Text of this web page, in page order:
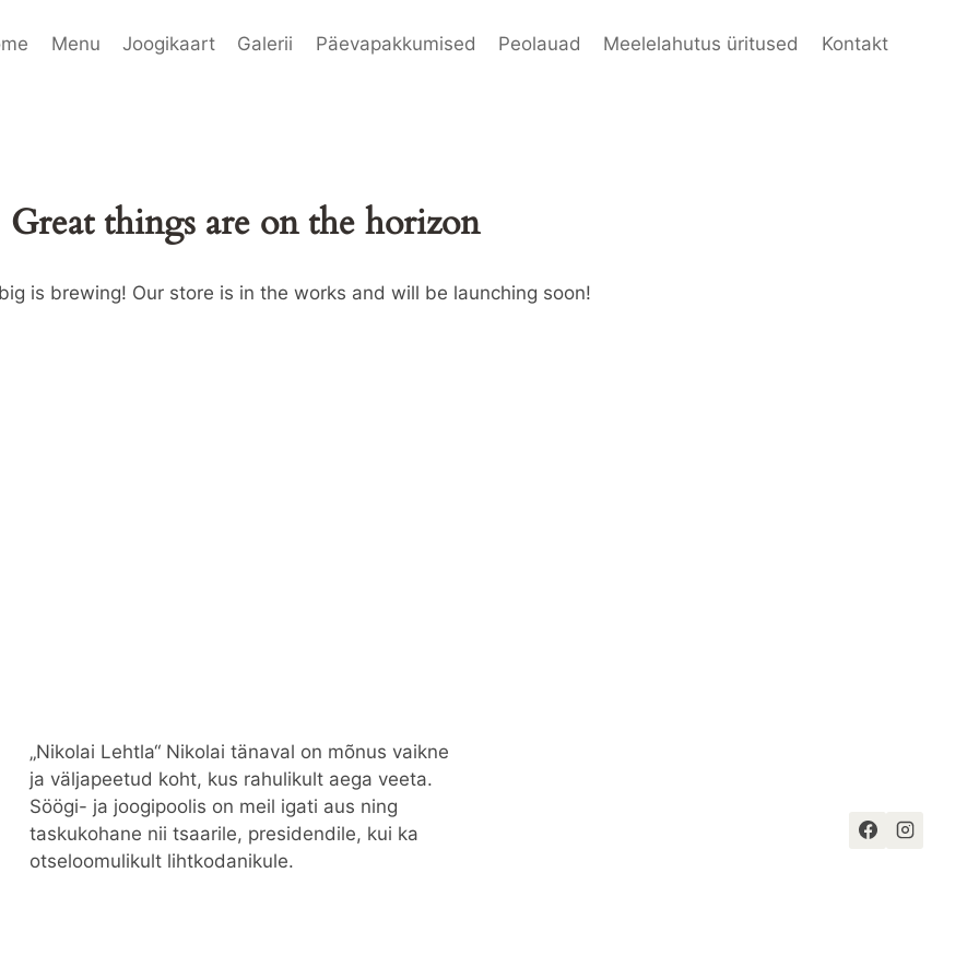
Menu Joogikaart Galerii Päevapakkumised Peolauad Meelelahutus üritused Kontakt
Great things are on the horizon
is brewing! Our store is in the works and will be launching soon!
„Nikolai Lehtla“ Nikolai tänaval on mõnus vaikne
ja väljapeetud koht, kus rahulikult aega veeta.
Söögi- ja joogipoolis on meil igati aus ning
taskukohane nii tsaarile, presidendile, kui ka
otseloomulikult lihtkodanikule.